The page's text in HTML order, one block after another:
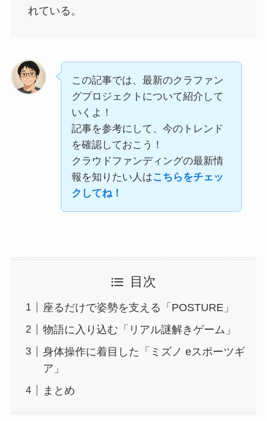
れている。
この記事では、最新のクラファン
グプロジェクトについて紹介して
いくよ！
記事を参考にして、今のトレンド
を確認しておこう！
クラウドファンディングの最新情
報を知りたい人はこちらをチェッ
クしてね！
目次
座るだけで姿勢を支える「POSTURE」
物語に入り込む「リアル謎解きゲーム」
身体操作に着目した「ミズノ eスポーツギ
ア」
まとめ